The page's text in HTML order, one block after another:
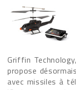
Griffin
propose
avec missiles à